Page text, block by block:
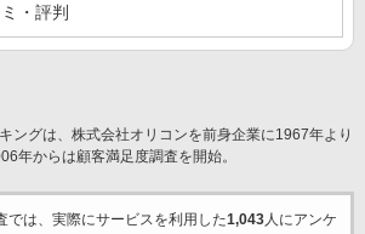
・評判
ングは、株式会社オリコンを前身企業に1967年より
年からは顧客満足度調査を開始。
では、実際にサービスを利用した1,043人にアンケ